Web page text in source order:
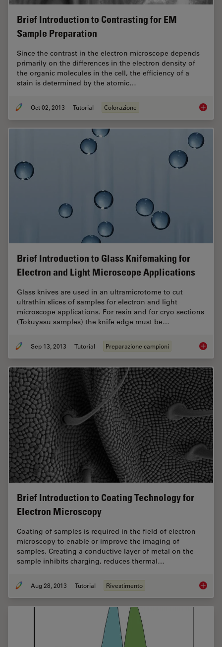
Brief Introduction to Contrasting for EM
Sample Preparation
Since the contrast in the electron microscope depends
primarily on the differences in the electron density of
the organic molecules in the cell, the efficiency of a
stain is determined by the atomic…
Oct 02, 2013 Tutorial Colorazione Brief
Brief Introduction to Glass Knifemaking for
Electron and Light Microscope Applications
Glass knives are used in an ultramicrotome to cut
ultrathin slices of samples for electron and light
microscope applications. For resin and for cryo sections
(Tokuyasu samples) the knife edge must be…
Sep 13, 2013 Tutorial Preparazione campioni Brief
Brief Introduction to Coating Technology for
Electron Microscopy
Coating of samples is required in the field of electron
microscopy to enable or improve the imaging of
samples. Creating a conductive layer of metal on the
sample inhibits charging, reduces thermal…
Aug 28, 2013 Tutorial Rivestimento Brief